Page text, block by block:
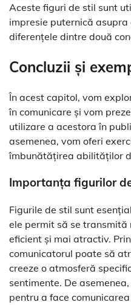
Aceste figuri de stil sunt
impresie puternică
diferențele dintre două
Concluzii și
În acest capitol, vom
în comunicare și vom
utilizare a acestora în
asemenea, vom oferi
îmbunătățirea abilităților
Importanța figurilor
Figurile de stil sunt
ele permit să se
eficient și mai atractiv.
comunicatorul poate să
creeze o atmosferă
sentimente. De
pentru a face